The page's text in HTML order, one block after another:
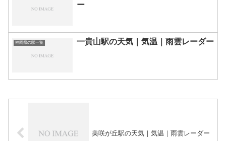
ー
福岡県の駅一覧 一貴山駅の天気｜気温｜雨雲レーダー
美咲が丘駅の天気｜気温｜雨雲レーダー